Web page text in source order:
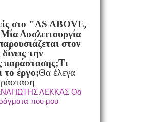
στο "AS ABOVE,
Δυσλειτουργία
στον
την
παράστασης;Τι
το έργο;Θα έλεγα
ΛΕΚΚΑΣ Θα
που μου